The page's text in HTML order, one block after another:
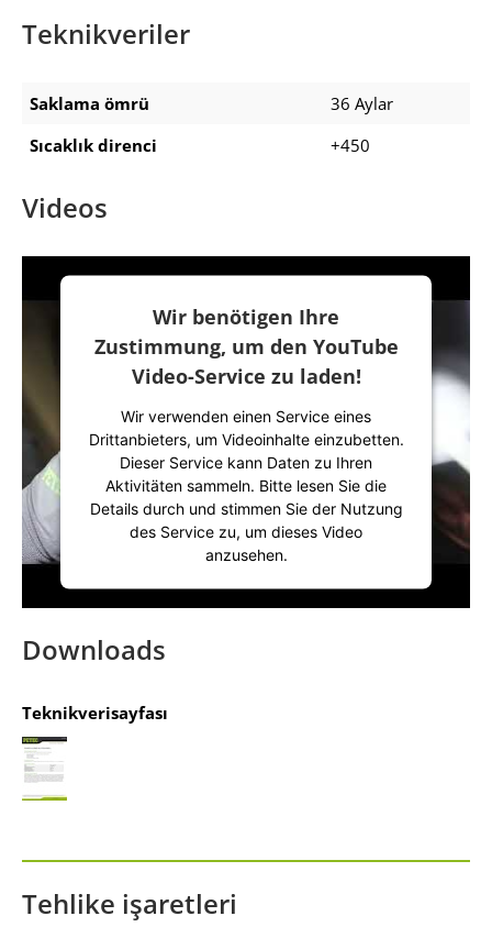
Teknikveriler
Saklama ömrü
36 Aylar
Sıcaklık direnci
+450
Videos
Wir benötigen Ihre
Zustimmung, um den YouTube
Video-Service zu laden!
Wir verwenden einen Service eines
Drittanbieters, um Videoinhalte einzubetten.
Dieser Service kann Daten zu Ihren
Aktivitäten sammeln. Bitte lesen Sie die
Details durch und stimmen Sie der Nutzung
des Service zu, um dieses Video
anzusehen.
powered by
Downloads
Teknikverisayfası
Tehlike işaretleri